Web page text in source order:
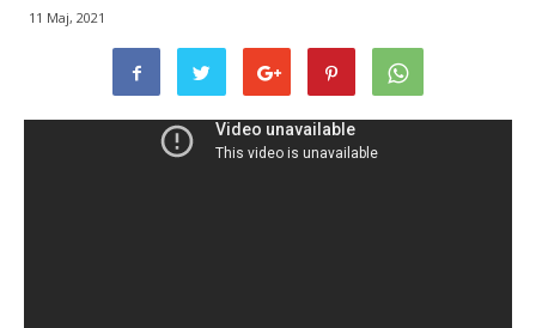
11 Maj, 2021